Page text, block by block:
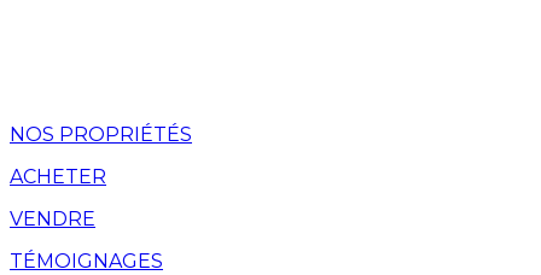
NOS PROPRIÉTÉS
ACHETER
VENDRE
TÉMOIGNAGES